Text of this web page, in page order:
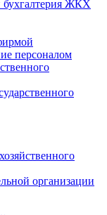
бухгалтерия ЖКХ
персоналом
организации